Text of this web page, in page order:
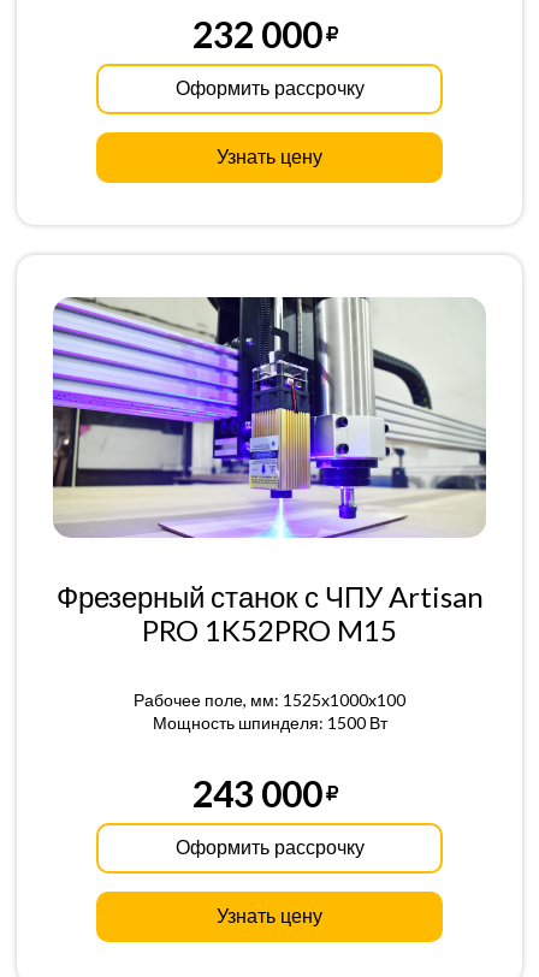
232 000
Оформить рассрочку
Узнать цену
Фрезерный станок с ЧПУ Artisan
PRO 1K52PRO M15
Рабочее поле, мм: 1525x1000x100
Мощность шпинделя: 1500 Вт
243 000
Оформить рассрочку
Узнать цену